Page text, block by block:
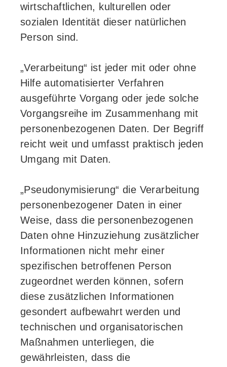
wirtschaftlichen, kulturellen oder
sozialen Identität dieser natürlichen
Person sind.
„Verarbeitung“ ist jeder mit oder ohne
Hilfe automatisierter Verfahren
ausgeführte Vorgang oder jede solche
Vorgangsreihe im Zusammenhang mit
personenbezogenen Daten. Der Begriff
reicht weit und umfasst praktisch jeden
Umgang mit Daten.
„Pseudonymisierung“ die Verarbeitung
personenbezogener Daten in einer
Weise, dass die personenbezogenen
Daten ohne Hinzuziehung zusätzlicher
Informationen nicht mehr einer
spezifischen betroffenen Person
zugeordnet werden können, sofern
diese zusätzlichen Informationen
gesondert aufbewahrt werden und
technischen und organisatorischen
Maßnahmen unterliegen, die
gewährleisten, dass die